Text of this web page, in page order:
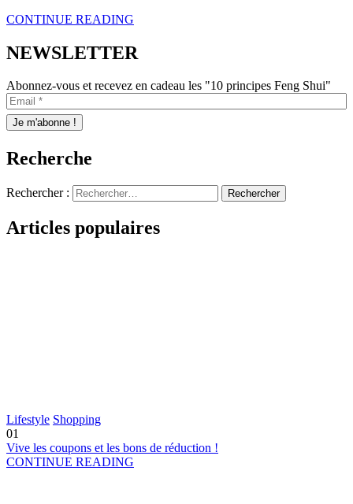
CONTINUE READING
NEWSLETTER
Abonnez-vous et recevez en cadeau les "10 principes Feng Shui"
Recherche
Rechercher :
Articles populaires
Lifestyle Shopping
01
Vive les coupons et les bons de réduction !
CONTINUE READING